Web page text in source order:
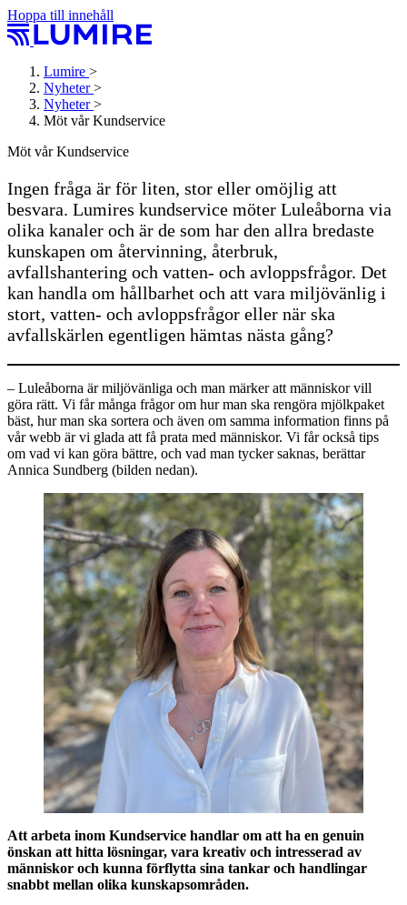
Hoppa till innehåll
Lumire >
Nyheter >
Nyheter >
Möt vår Kundservice
Möt vår Kundservice
Ingen fråga är för liten, stor eller omöjlig att
besvara. Lumires kundservice möter Luleåborna via
olika kanaler och är de som har den allra bredaste
kunskapen om återvinning, återbruk,
avfallshantering och vatten- och avloppsfrågor. Det
kan handla om hållbarhet och att vara miljövänlig i
stort, vatten- och avloppsfrågor eller när ska
avfallskärlen egentligen hämtas nästa gång?
– Luleåborna är miljövänliga och man märker att människor vill
göra rätt. Vi får många frågor om hur man ska rengöra mjölkpaket
bäst, hur man ska sortera och även om samma information finns på
vår webb är vi glada att få prata med människor. Vi får också tips
om vad vi kan göra bättre, och vad man tycker saknas, berättar
Annica Sundberg (bilden nedan).
Att arbeta inom Kundservice handlar om att ha en genuin
önskan att hitta lösningar, vara kreativ och intresserad av
människor och kunna förflytta sina tankar och handlingar
snabbt mellan olika kunskapsområden.